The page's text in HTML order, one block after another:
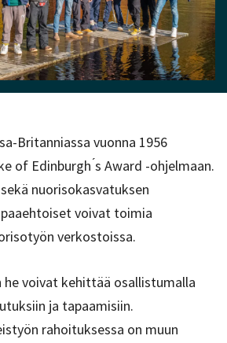
Britanniassa vuonna 1956
of Edinburgh ́s Award -ohjelmaan.
nuorisokasvatuksen
voivat toimia
verkostoissa.
he voivat kehittää osallistumalla
ja tapaamisiin.
rahoituksessa on muun